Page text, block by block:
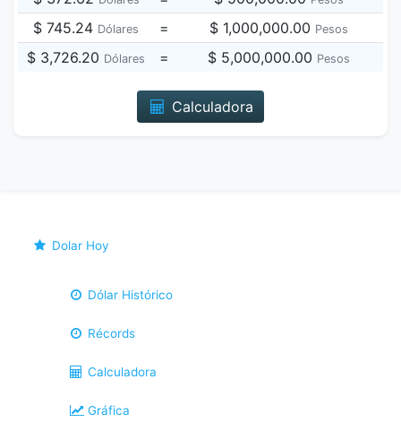
$ 745.24 Dólares = $ 1,000,000.00 Pesos
$ 3,726.20 Dólares = $ 5,000,000.00 Pesos
Calculadora
Dolar Hoy
Dólar Histórico
Récords
Calculadora
Gráfica